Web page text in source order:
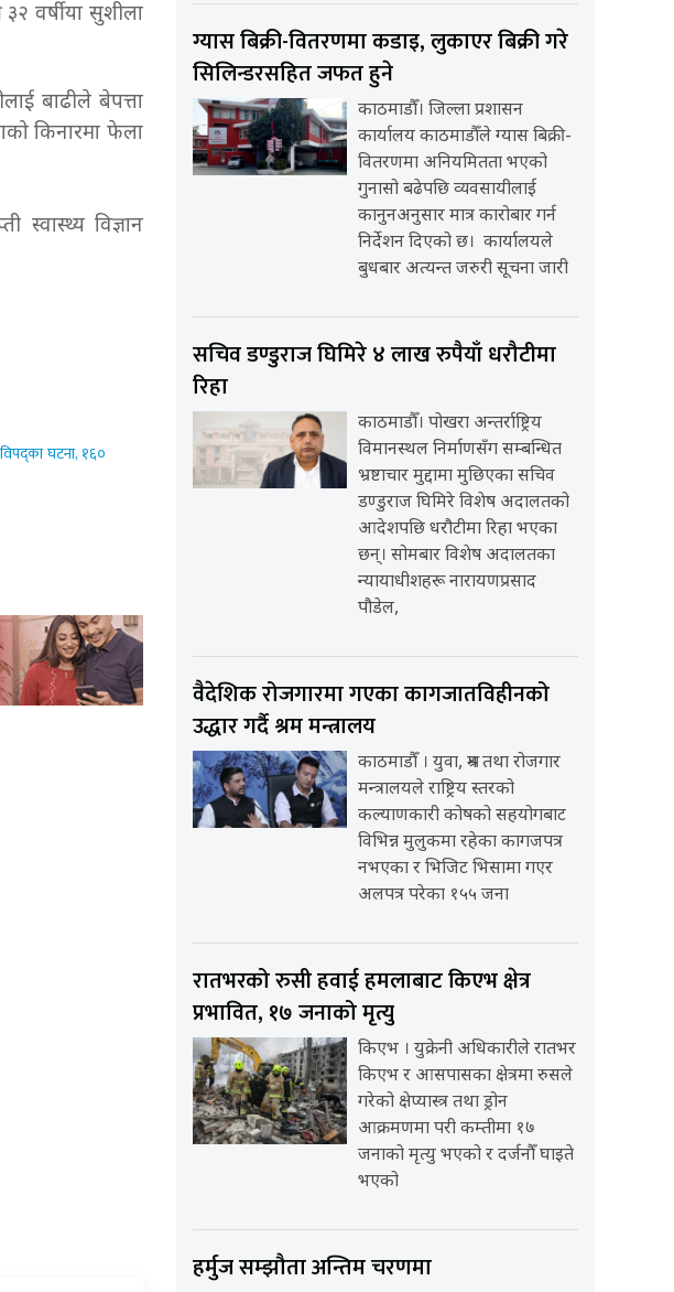
वर्षीया सुशीला
बाढीले बेपत्ता
किनारमा फेला
स्वास्थ्य विज्ञान
घटना, १६०
ग्यास बिक्री-वितरणमा कडाइ, लुकाएर बिक्री गरे
सिलिन्डरसहित जफत हुने
काठमाडौँ। जिल्ला प्रशासन
कार्यालय काठमाडौँले ग्यास बिक्री-
वितरणमा अनियमितता भएको
गुनासो बढेपछि व्यवसायीलाई
कानुनअनुसार मात्र कारोबार गर्न
निर्देशन दिएको छ। कार्यालयले
बुधबार अत्यन्त जरुरी सूचना जारी
सचिव डण्डुराज घिमिरे ४ लाख रुपैयाँ धरौटीमा
रिहा
काठमाडौँ। पोखरा अन्तर्राष्ट्रिय
विमानस्थल निर्माणसँग सम्बन्धित
भ्रष्टाचार मुद्दामा मुछिएका सचिव
डण्डुराज घिमिरे विशेष अदालतको
आदेशपछि धरौटीमा रिहा भएका
छन्। सोमबार विशेष अदालतका
न्यायाधीशहरू नारायणप्रसाद
पौडेल,
वैदेशिक रोजगारमा गएका कागजातविहीनको
उद्धार गर्दै श्रम मन्त्रालय
काठमाडौँ । युवा, श्रम तथा रोजगार
मन्त्रालयले राष्ट्रिय स्तरको
कल्याणकारी कोषको सहयोगबाट
विभिन्न मुलुकमा रहेका कागजपत्र
नभएका र भिजिट भिसामा गएर
अलपत्र परेका १५५ जना
रातभरको रुसी हवाई हमलाबाट किएभ क्षेत्र
प्रभावित, १७ जनाको मृत्यु
किएभ । युक्रेनी अधिकारीले रातभर
किएभ र आसपासका क्षेत्रमा रुसले
गरेको क्षेप्यास्त्र तथा ड्रोन
आक्रमणमा परी कम्तीमा १७
जनाको मृत्यु भएको र दर्जनौँ घाइते
भएको
हर्मुज सम्झौता अन्तिम चरणमा